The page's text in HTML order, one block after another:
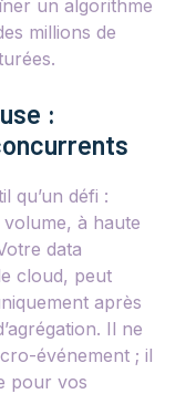
un algorithme
millions de
:
qu’un défi :
à haute
data
cloud, peut
après
Il ne
événement ; il
pour vos